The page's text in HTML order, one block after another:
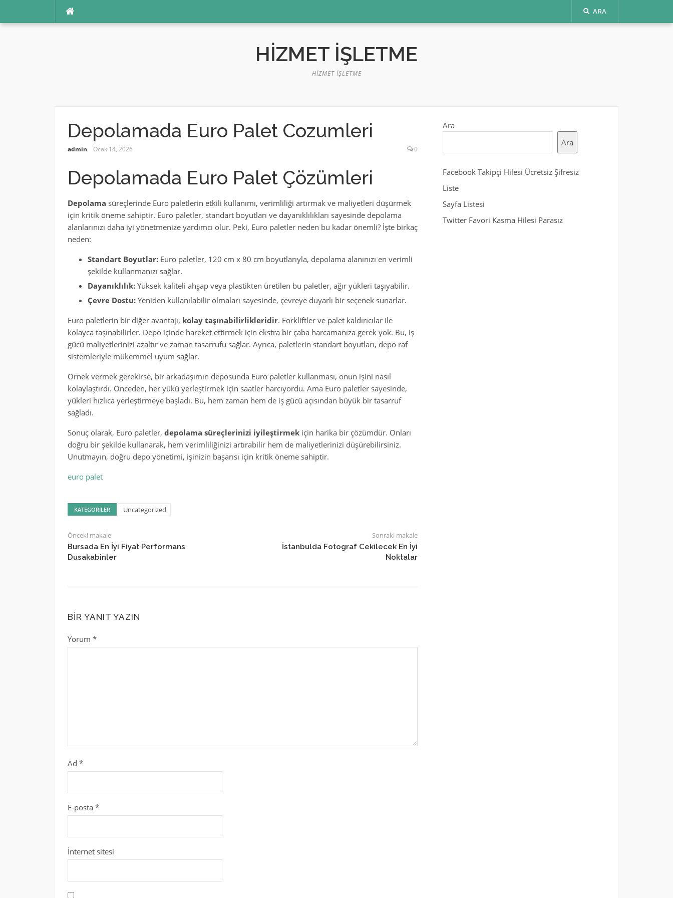
ARA
HIZMET İŞLETME
HIZMET İŞLETME
Depolamada Euro Palet Cozumleri
admin Ocak 14, 2026 0
Depolamada Euro Palet Çözümleri
Depolama süreçlerinde Euro paletlerin etkili kullanımı, verimliliği artırmak ve maliyetleri düşürmek
için kritik öneme sahiptir. Euro paletler, standart boyutları ve dayanıklılıkları sayesinde depolama
alanlarınızı daha iyi yönetmenize yardımcı olur. Peki, Euro paletler neden bu kadar önemli? İşte birkaç
neden:
Standart Boyutlar:Euro paletler, 120 cm x 80 cm boyutlarıyla, depolama alanınızı en verimli
şekilde kullanmanızı sağlar.
Dayanıklılık:Yüksek kaliteli ahşap veya plastikten üretilen bu paletler, ağır yükleri taşıyabilir.
Çevre Dostu:Yeniden kullanılabilir olmaları sayesinde, çevreye duyarlı bir seçenek sunarlar.
Euro paletlerin bir diğer avantajı, kolay taşınabilirlikleridir. Forkliftler ve palet kaldırıcılar ile
kolayca taşınabilirler. Depo içinde hareket ettirmek için ekstra bir çaba harcamanıza gerek yok. Bu, iş
gücü maliyetlerinizi azaltır ve zaman tasarrufu sağlar. Ayrıca, paletlerin standart boyutları, depo raf
sistemleriyle mükemmel uyum sağlar.
Örnek vermek gerekirse, bir arkadaşımın deposunda Euro paletler kullanması, onun işini nasıl
kolaylaştırdı. Önceden, her yükü yerleştirmek için saatler harcıyordu. Ama Euro paletler sayesinde,
yükleri hızlıca yerleştirmeye başladı. Bu, hem zaman hem de iş gücü açısından büyük bir tasarruf
sağladı.
Sonuç olarak, Euro paletler, depolama süreçlerinizi iyileştirmekiçin harika bir çözümdür. Onları
doğru bir şekilde kullanarak, hem verimliliğinizi artırabilir hem de maliyetlerinizi düşürebilirsiniz.
Unutmayın, doğru depo yönetimi, işinizin başarısı için kritik öneme sahiptir.
euro palet
KATEGORILER Uncategorized
Önceki makale
Bursada En İyi Fiyat Performans
Dusakabinler
Sonraki makale
İstanbulda Fotograf Cekilecek En İyi
Noktalar
BIR YANIT YAZIN
Yorum *
Ad *
E-posta *
İnternet sitesi
Ara
Ara
Facebook Takipçi Hilesi Ücretsiz Şifresiz
Liste
Sayfa Listesi
Twitter Favori Kasma Hilesi Parasız